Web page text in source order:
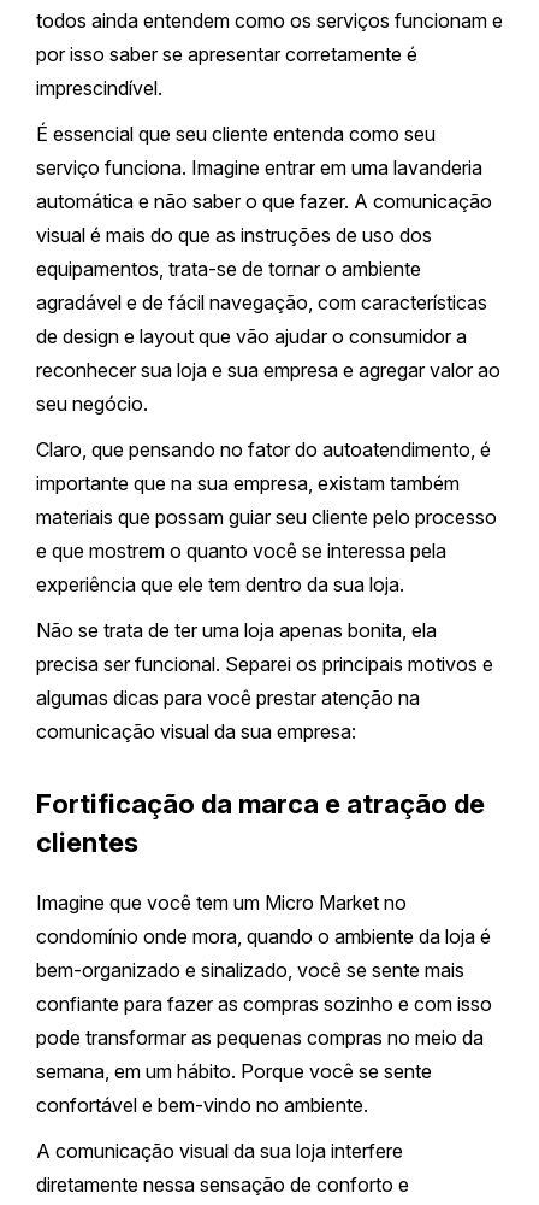
todos ainda entendem como os serviços funcionam e
por isso saber se apresentar corretamente é
imprescindível.
É essencial que seu cliente entenda como seu
serviço funciona. Imagine entrar em uma lavanderia
automática e não saber o que fazer. A comunicação
visual é mais do que as instruções de uso dos
equipamentos, trata-se de tornar o ambiente
agradável e de fácil navegação, com características
de design e layout que vão ajudar o consumidor a
reconhecer sua loja e sua empresa e agregar valor ao
seu negócio.
Claro, que pensando no fator do autoatendimento, é
importante que na sua empresa, existam também
materiais que possam guiar seu cliente pelo processo
e que mostrem o quanto você se interessa pela
experiência que ele tem dentro da sua loja.
Não se trata de ter uma loja apenas bonita, ela
precisa ser funcional. Separei os principais motivos e
algumas dicas para você prestar atenção na
comunicação visual da sua empresa:
Fortificação da marca e atração de
clientes
Imagine que você tem um Micro Market no
condomínio onde mora, quando o ambiente da loja é
bem-organizado e sinalizado, você se sente mais
confiante para fazer as compras sozinho e com isso
pode transformar as pequenas compras no meio da
semana, em um hábito. Porque você se sente
confortável e bem-vindo no ambiente.
A comunicação visual da sua loja interfere
diretamente nessa sensação de conforto e